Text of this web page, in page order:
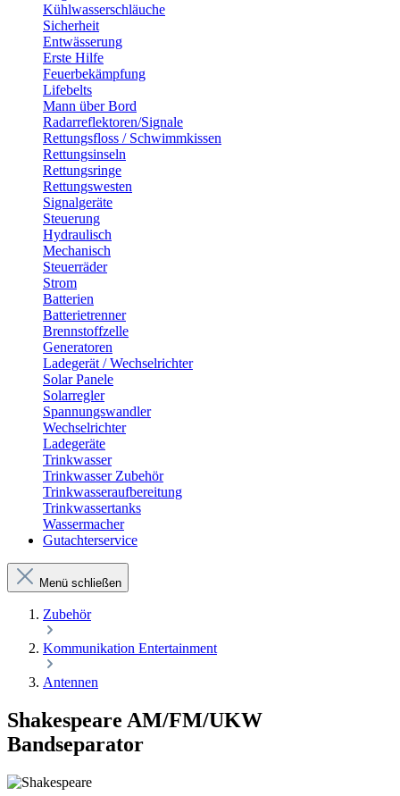
Kühlwasserschläuche
Sicherheit
Entwässerung
Erste Hilfe
Feuerbekämpfung
Lifebelts
Mann über Bord
Radarreflektoren/Signale
Rettungsfloss / Schwimmkissen
Rettungsinseln
Rettungsringe
Rettungswesten
Signalgeräte
Steuerung
Hydraulisch
Mechanisch
Steuerräder
Strom
Batterien
Batterietrenner
Brennstoffzelle
Generatoren
Ladegerät / Wechselrichter
Solar Panele
Solarregler
Spannungswandler
Wechselrichter
Ladegeräte
Trinkwasser
Trinkwasser Zubehör
Trinkwasseraufbereitung
Trinkwassertanks
Wassermacher
Gutachterservice
Menü schließen
Zubehör
Kommunikation Entertainment
Antennen
Shakespeare AM/FM/UKW
Bandseparator